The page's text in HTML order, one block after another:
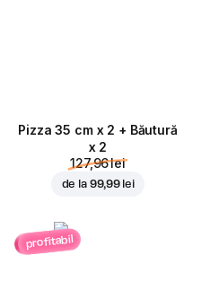
Pizza 35 cm x 2 + Băutură
x 2
127,96 lei
de la 99,99 lei
profitabil